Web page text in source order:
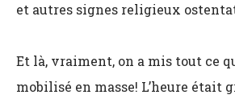
et autres signes religieux
Et là, vraiment, on a mis tout ce
mobilisé en masse! L’heure était